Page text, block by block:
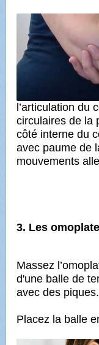
l’articulation du
circulaires de la
côté interne du
avec paume de
mouvements
3. Les
Massez
d'une balle de
avec des piques.
Placez la balle